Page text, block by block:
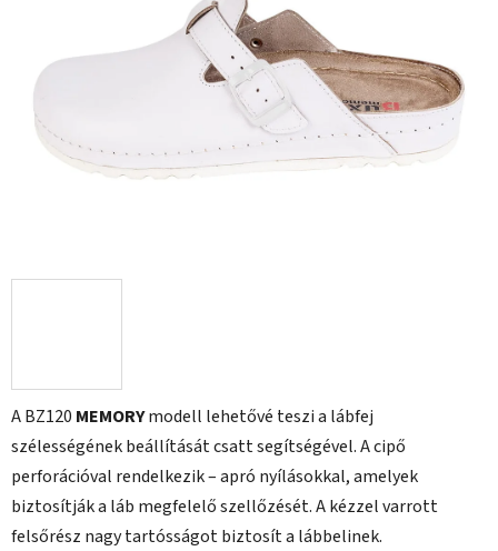
A BZ120 MEMORYmodell lehetővé teszi a lábfej
szélességének beállítását csatt segítségével. A cipő
perforációval rendelkezik – apró nyílásokkal, amelyek
biztosítják a láb megfelelő szellőzését. A kézzel varrott
felsőrész nagy tartósságot biztosít a lábbelinek.